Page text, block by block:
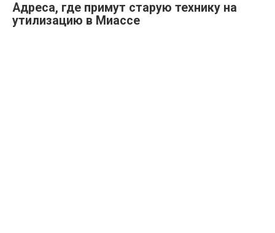
Адреса, где примут старую технику на
утилизацию в Миассе